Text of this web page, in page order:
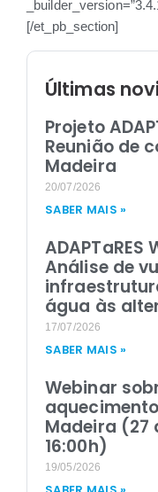
[/et_pb_section]
Últimas
Projeto
Reunião de
Madeira
20/07/2026
SABER MAIS »
ADAPTaRES
Análise de
água às
17/07/2026
SABER MAIS »
Webinar
Madeira (27
16:00h)
19/05/2026